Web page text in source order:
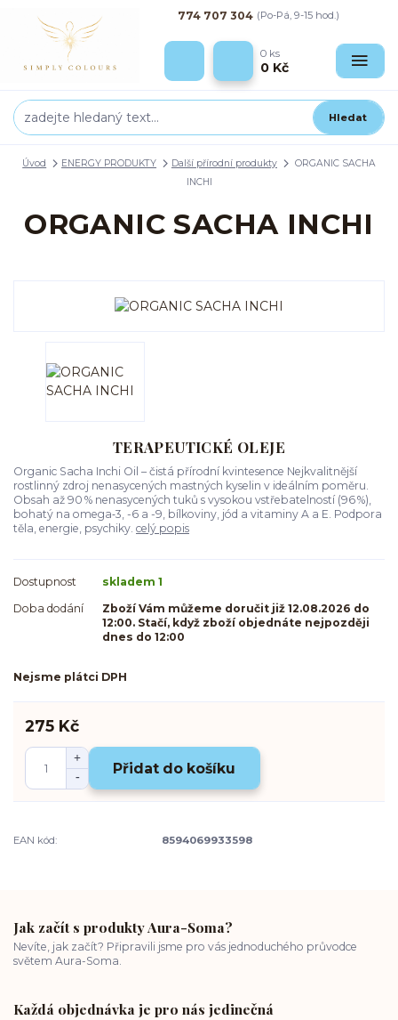
Hledat
774 707 304 (Po-Pá, 9-15 hod.)
0 ks
0 Kč
Úvod ENERGY PRODUKTY Další přírodní produkty
ORGANIC SACHA
INCHI
ORGANIC SACHA INCHI
TERAPEUTICKÉ OLEJE
Organic Sacha Inchi Oil – čistá přírodní kvintesence Nejkvalitnější
rostlinný zdroj nenasycených mastných kyselin v ideálním poměru.
Obsah až 90 % nenasycených tuků s vysokou vstřebatelností (96 %),
bohatý na omega‑3, -6 a -9, bílkoviny, jód a vitaminy A a E. Podpora
těla, energie, psychiky. celý popis
Dostupnost
skladem 1
Doba dodání
Zboží Vám můžeme doručit již 12.08.2026 do
12:00. Stačí, když zboží objednáte nejpozději
dnes do 12:00
Nejsme plátci DPH
275 Kč
Přidat do košíku
EAN kód: 8594069933598
Jak začít s produkty Aura-Soma?
Nevíte, jak začít? Připravili jsme pro vás jednoduchého průvodce
světem Aura-Soma.
Každá objednávka je pro nás jedinečná